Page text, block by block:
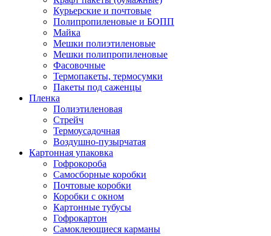
Курьерские и почтовые
Полипропиленовые и БОПП
Майка
Мешки полиэтиленовые
Мешки полипропиленовые
Фасовочные
Термопакеты, термосумки
Пакеты под саженцы
Пленка
Полиэтиленовая
Стрейч
Термоусадочная
Воздушно-пузырчатая
Картонная упаковка
Гофрокороба
Самосборные коробки
Почтовые коробки
Коробки с окном
Картонные тубусы
Гофрокартон
Самоклеющиеся карманы